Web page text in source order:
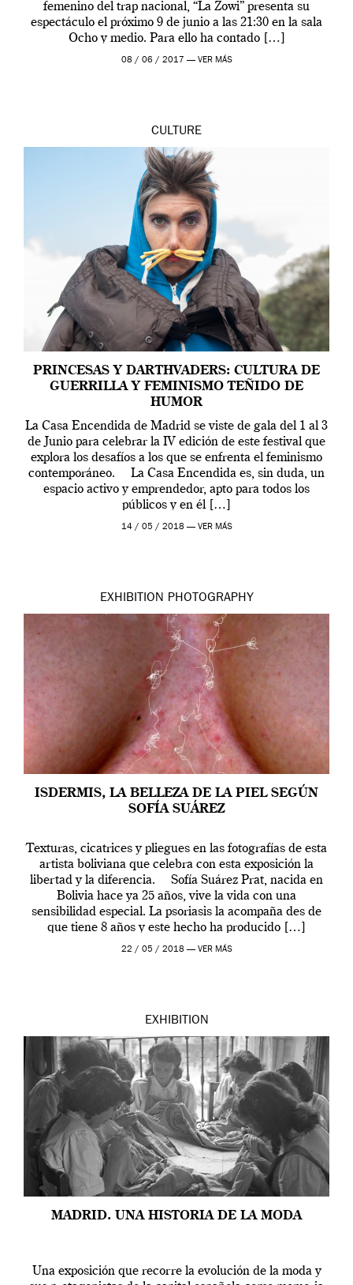
femenino del trap nacional, “La Zowi” presenta su
espectáculo el próximo 9 de junio a las 21:30 en la sala
Ocho y medio. Para ello ha contado […]
08 / 06 / 2017 — VER MÁS
CULTURE
PRINCESAS Y DARTHVADERS: CULTURA DE
GUERRILLA Y FEMINISMO TEÑIDO DE
HUMOR
La Casa Encendida de Madrid se viste de gala del 1 al 3
de Junio para celebrar la IV edición de este festival que
explora los desafíos a los que se enfrenta el feminismo
contemporáneo. La Casa Encendida es, sin duda, un
espacio activo y emprendedor, apto para todos los
públicos y en él […]
14 / 05 / 2018 — VER MÁS
EXHIBITION PHOTOGRAPHY
ISDERMIS, LA BELLEZA DE LA PIEL SEGÚN
SOFÍA SUÁREZ
Texturas, cicatrices y pliegues en las fotografías de esta
artista boliviana que celebra con esta exposición la
libertad y la diferencia. Sofía Suárez Prat, nacida en
Bolivia hace ya 25 años, vive la vida con una
sensibilidad especial. La psoriasis la acompaña des de
que tiene 8 años y este hecho ha producido […]
22 / 05 / 2018 — VER MÁS
EXHIBITION
MADRID. UNA HISTORIA DE LA MODA
Una exposición que recorre la evolución de la moda y